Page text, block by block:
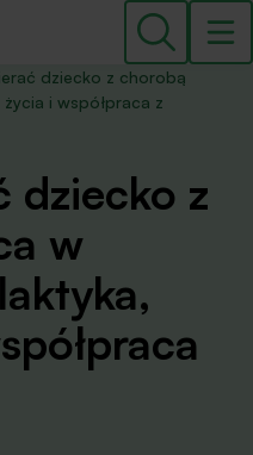
dziecko z chorobą
i współpraca z
dziecko z
w